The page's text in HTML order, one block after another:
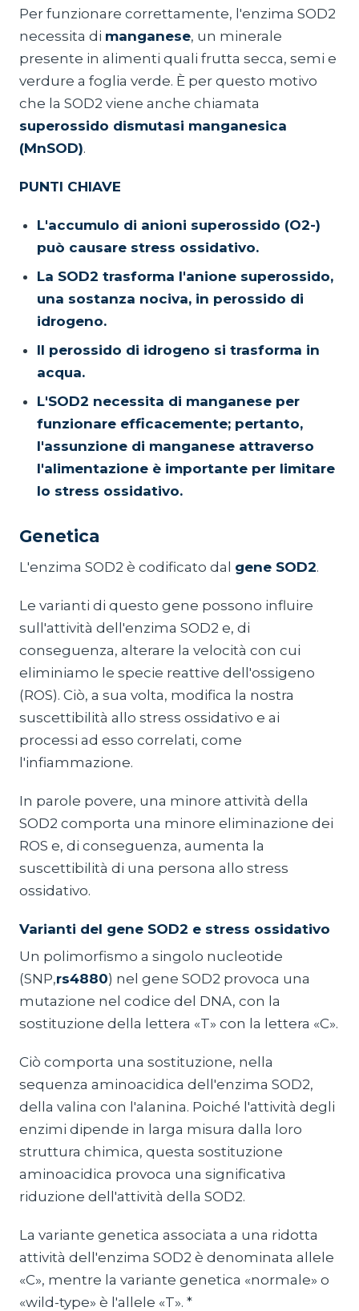
Per funzionare correttamente, l'enzima SOD2
necessita di manganese, un minerale
presente in alimenti quali frutta secca, semi e
verdure a foglia verde. È per questo motivo
che la SOD2 viene anche chiamata
superossido dismutasi manganesica
(MnSOD).
PUNTI CHIAVE
L'accumulo di anioni superossido (O2-)
può causare stress ossidativo.
La SOD2 trasforma l'anione superossido,
una sostanza nociva, in perossido di
idrogeno.
Il perossido di idrogeno si trasforma in
acqua.
L'SOD2 necessita di manganese per
funzionare efficacemente; pertanto,
l'assunzione di manganese attraverso
l'alimentazione è importante per limitare
lo stress ossidativo.
Genetica
L'enzima SOD2 è codificato dal gene SOD2.
Le varianti di questo gene possono influire
sull'attività dell'enzima SOD2 e, di
conseguenza, alterare la velocità con cui
eliminiamo le specie reattive dell'ossigeno
(ROS). Ciò, a sua volta, modifica la nostra
suscettibilità allo stress ossidativo e ai
processi ad esso correlati, come
l'infiammazione.
In parole povere, una minore attività della
SOD2 comporta una minore eliminazione dei
ROS e, di conseguenza, aumenta la
suscettibilità di una persona allo stress
ossidativo.
Varianti del gene SOD2 e stress ossidativo
Un polimorfismo a singolo nucleotide
(SNP,rs4880) nel gene SOD2 provoca una
mutazione nel codice del DNA, con la
sostituzione della lettera «T» con la lettera «C».
Ciò comporta una sostituzione, nella
sequenza aminoacidica dell'enzima SOD2,
della valina con l'alanina. Poiché l'attività degli
enzimi dipende in larga misura dalla loro
struttura chimica, questa sostituzione
aminoacidica provoca una significativa
riduzione dell'attività della SOD2.
La variante genetica associata a una ridotta
attività dell'enzima SOD2 è denominata allele
«C», mentre la variante genetica «normale» o
«wild-type» è l'allele «T». *